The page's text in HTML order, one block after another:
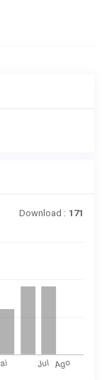
Download : 171